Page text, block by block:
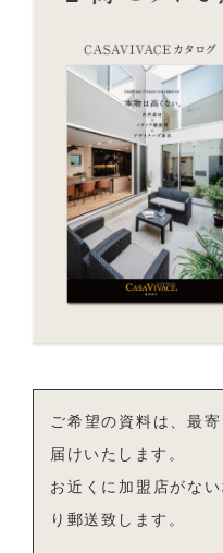
ご希望の資料は、最
届けいたします。
お近くに加盟店がな
り郵送致します。